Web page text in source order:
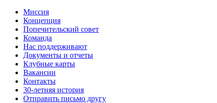
Миссия
Концепция
Попечительский совет
Команда
Нас поддерживают
Документы и отчеты
Клубные карты
Вакансии
Контакты
30-летняя история
Отправить письмо другу